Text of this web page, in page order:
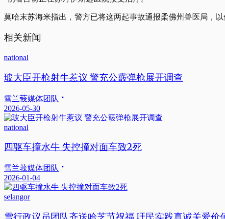
莫哈末苏海米指出，警方已将这两起事故通报柔佛州兽医局，
相关新闻
national
玻大臣开枪射牛惹议 警充公霰弹枪展开调查
雪兰莪媒体团队
2026-05-30
national
四驱车撞水牛 失控撞对面车致2死
雪兰莪媒体团队
2026-01-04
selangor
雪行政议员团队齐送哈芝节祝福 吁民实践真诚关爱价